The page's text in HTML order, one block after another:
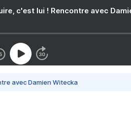
c'est lui ! Rencontre avec
avec Damien Witecka